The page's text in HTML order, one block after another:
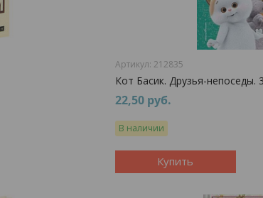
212835
Кот Басик. Друзья-непоседы.
22,50 руб.
В наличии
Купить